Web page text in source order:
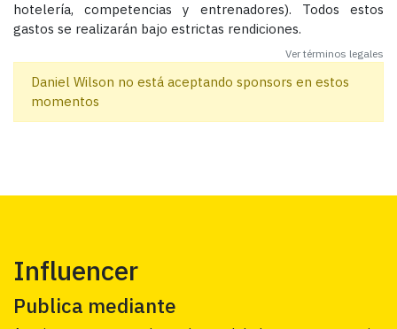
hotelería, competencias y entrenadores). Todos estos
gastos se realizarán bajo estrictas rendiciones.
Ver términos legales
Daniel Wilson no está aceptando sponsors en estos
momentos
Influencer
Publica mediante